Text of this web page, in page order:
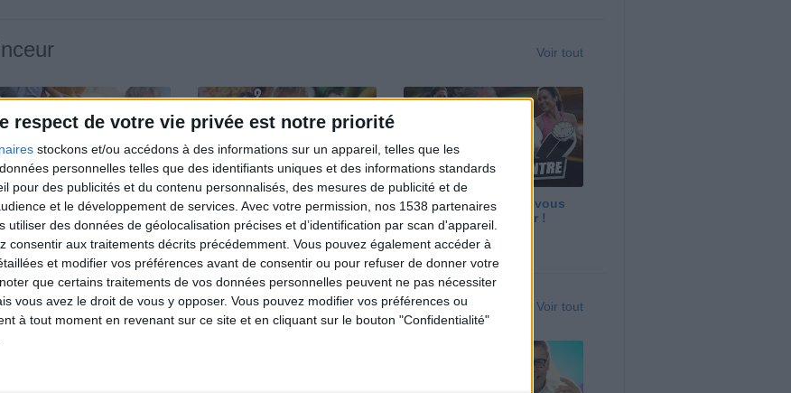
respect de votre vie privée est notre priorité
stockons et/ou accédons à des informations sur un appareil, telles que les
personnelles telles que des identifiants uniques et des informations standards
pour des publicités et du contenu personnalisés, des mesures de publicité et de
et le développement de services. Avec votre permission, nos 1538 partenaires
utiliser des données de géolocalisation précises et d’identification par scan d'appareil.
consentir aux traitements décrits précédemment. Vous pouvez également accéder à
et modifier vos préférences avant de consentir ou pour refuser de donner votre
que certains traitements de vos données personnelles peuvent ne pas nécessiter
vous avez le droit de vous y opposer. Vous pouvez modifier vos préférences ou
à tout moment en revenant sur ce site et en cliquant sur le bouton "Confidentialité"
Voir tout
10 kg : ma méthode
imparable
Et après la perte de poids ?
Je fais comment ?
Maigrir vite ? Ce que vous
devez vraiment savoir !
Voir tout